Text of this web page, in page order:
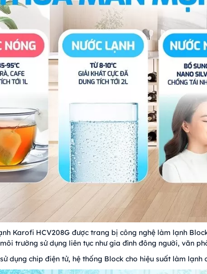
Karofi HCV208G được trang bị công nghệ làm lạnh
trường sử dụng liên tục như gia đình đông người, văn
dụng chip điện tử, hệ thống Block cho hiệu suất làm lạnh